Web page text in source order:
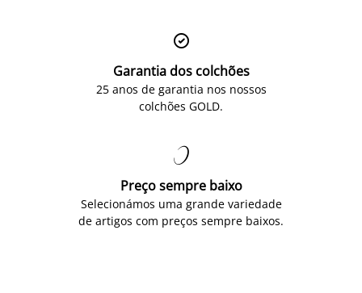

Garantia dos colchões
25 anos de garantia nos nossos
colchões GOLD.

Preço sempre baixo
Selecionámos uma grande variedade
de artigos com preços sempre baixos.